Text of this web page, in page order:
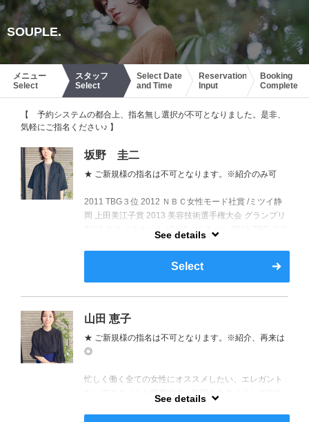
SOUPLE.
メニュー
Select
スタッフ
Select
Select Date
and Time
Reservation
Input
Booking
Complete
【 予約システムの都合上、指名無し選択が不可となりました。是非、
気軽にご指名ください♪ 】
坂野 圭二
★ ご新規様の指名は不可となります。※紹介のみ可
2011 TBG３位 2012 ＮＢＣ女性モード社賞 /ミツイ静
岡 上田美江子賞 2013 美容技術選手権大会 グランプリ
2015 ＤＳノミネート / CHAノミネート 2015 TBG グラ
See details
Select
山田 恵子
★ ご新規様の指名は不可となります。※紹介、再来は
◎
忙しく働く全ての女性にオススメしたい、エレガント
なヘアスタイルが得意です。毎朝のスタイリング方法
See details